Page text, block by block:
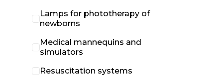
Lamps for phototherapy of
newborns
Medical mannequins and
simulators
Resuscitation systems